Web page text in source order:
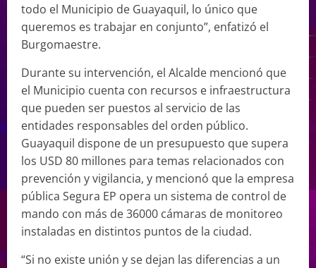
todo el Municipio de Guayaquil, lo único que
queremos es trabajar en conjunto”, enfatizó el
Burgomaestre.
Durante su intervención, el Alcalde mencionó que
el Municipio cuenta con recursos e infraestructura
que pueden ser puestos al servicio de las
entidades responsables del orden público.
Guayaquil dispone de un presupuesto que supera
los USD 80 millones para temas relacionados con
prevención y vigilancia, y mencionó que la empresa
pública Segura EP opera un sistema de control de
mando con más de 36000 cámaras de monitoreo
instaladas en distintos puntos de la ciudad.
“Si no existe unión y se dejan las diferencias a un